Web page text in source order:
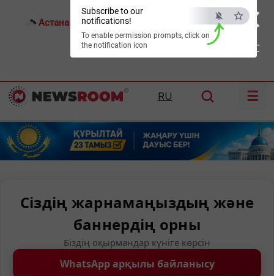
×
ESC
Subscribe to our
notifications!
To enable permission prompts, click on
the notification icon
Астана: 22°C Алматы: Шымкент:32°C
RU ☰
Сіздің жарнамаңыздың және
баннердің орны
Біздің оқырмандар күніге көрсін
WhatsApp арқылы байланысу